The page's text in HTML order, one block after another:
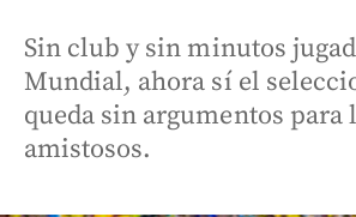
Sin club y sin minutos
Mundial, ahora sí el
queda sin argumentos para
amistosos.